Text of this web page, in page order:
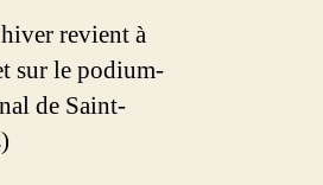
revient à
sur le podium-
de Saint-